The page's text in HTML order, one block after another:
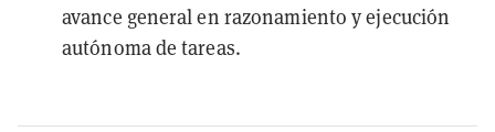
avance general en razonamiento y ejecución
autónoma de tareas.